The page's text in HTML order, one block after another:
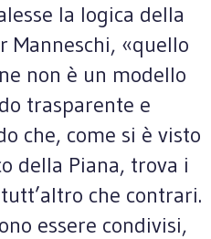
la logica della
Manneschi, «quello
non è un modello
trasparente e
che, come si è visto
della Piana, trova i
che contrari.
essere condivisi,